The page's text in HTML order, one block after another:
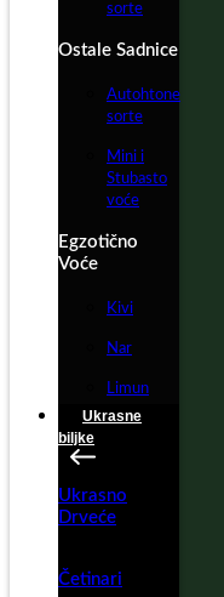
sorte
Ostale Sadnice
Autohtone
sorte
Mini i
Stubasto
voće
Egzotično
Voće
Kivi
Nar
Limun
Ukrasne
biljke
Ukrasno
Drveće
Četinari